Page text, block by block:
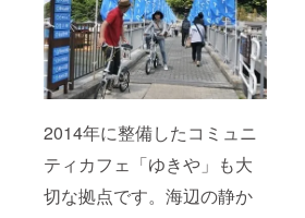
2014年に整備したコミュニ
ティカフェ「ゆきや」も大
切な拠点です。海辺の静か